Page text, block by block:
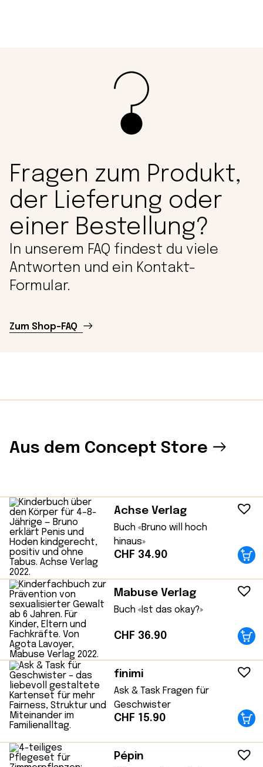
Fragen zum Produkt,
der Lieferung oder
einer Bestellung?
In unserem FAQ findest du viele
Antworten und ein Kontakt-
Formular.
Zum Shop-FAQ
Aus dem Concept Store
Achse Verlag
Buch «Bruno will hoch
hinaus»
CHF 34.90
Mabuse Verlag
Buch «Ist das okay?»
CHF 36.90
finimi
Ask & Task Fragen für
Geschwister
CHF 15.90
Pépin